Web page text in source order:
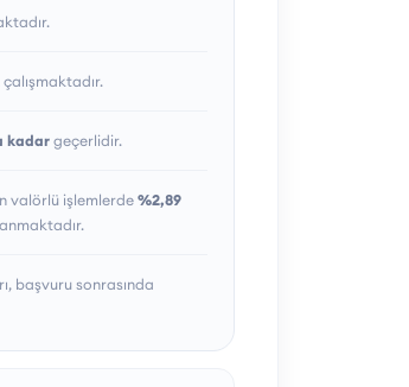
kadargeçerlidir.
valörlü işlemlerde%2,89
başvuru sonrasında